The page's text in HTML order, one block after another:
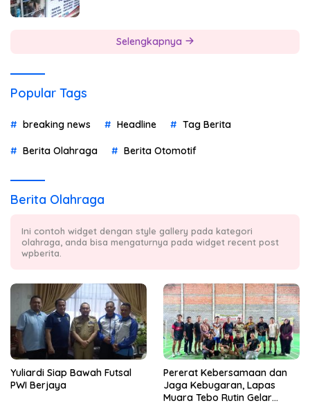
Selengkapnya
Popular Tags
breaking news Headline Tag Berita
Berita Olahraga Berita Otomotif
Berita Olahraga
Ini contoh widget dengan style gallery pada kategori
olahraga, anda bisa mengaturnya pada widget recent post
wpberita.
Yuliardi Siap Bawah Futsal
PWI Berjaya
Pererat Kebersamaan dan
Jaga Kebugaran, Lapas
Muara Tebo Rutin Gelar